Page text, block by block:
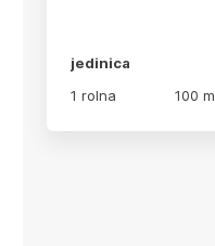
jedinica
1 rolna
100 m